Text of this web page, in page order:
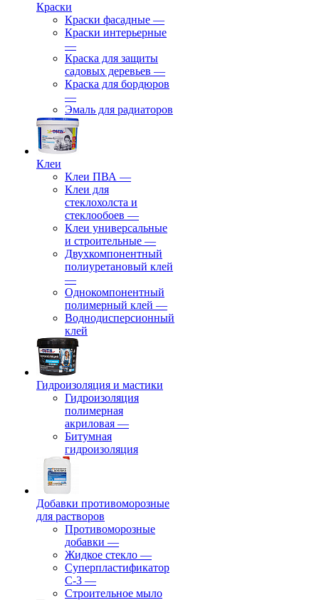
Краски
Краски фасадные —
Краски интерьерные
—
Краска для защиты
садовых деревьев —
⁠Краска для бордюров
—
Эмаль для радиаторов
Клеи
Клеи ПВА —
Клеи для
стеклохолста и
стеклообоев —
Клеи универсальные
и строительные —
Двухкомпонентный
полиуретановый клей
—
Однокомпонентный
полимерный клей —
Воднодисперсионный
клей
Гидроизоляция и мастики
Гидроизоляция
полимерная
акриловая —
Битумная
гидроизоляция
Добавки противоморозные
для растворов
Противоморозные
добавки —
Жидкое стекло —
Суперпластификатор
С-3 —
Строительное мыло